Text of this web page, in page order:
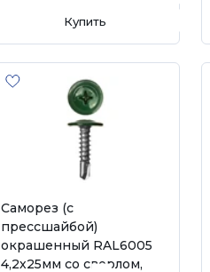
Купить
Саморез (с
прессшайбой)
окрашенный RAL6005
4,2х25мм со сверлом,